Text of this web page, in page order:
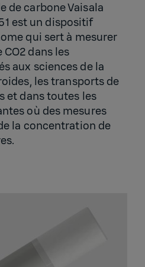
de carbone Vaisala
est un dispositif
qui sert à mesurer
dans les
aux sciences de la
les transports de
et dans toutes les
où des mesures
la concentration de